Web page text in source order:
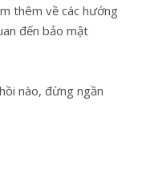
thêm về các hướng
đến bảo mật
nào, đừng ngần